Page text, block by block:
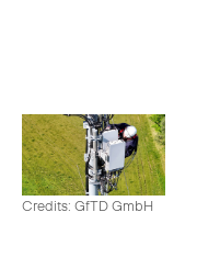
Credits: GfTD GmbH